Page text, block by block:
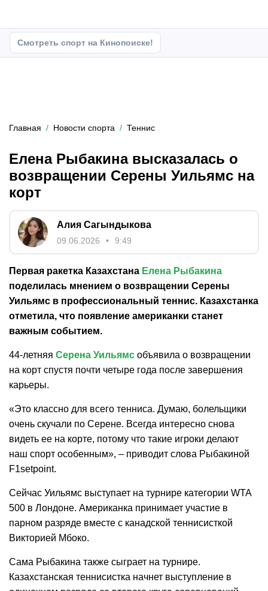
Смотреть спорт на Кинопоиске!
Главная Новости спорта Теннис
Елена Рыбакина высказалась о
возвращении Серены Уильямс на
корт
Алия Сагындыкова
09.06.2026 9:49
Первая ракетка Казахстана Елена Рыбакина
поделилась мнением о возвращении Серены
Уильямс в профессиональный теннис. Казахстанка
отметила, что появление американки станет
важным событием.
44-летняя Серена Уильямс объявила о возвращении
на корт спустя почти четыре года после завершения
карьеры.
«Это классно для всего тенниса. Думаю, болельщики
очень скучали по Серене. Всегда интересно снова
видеть ее на корте, потому что такие игроки делают
наш спорт особенным», – приводит слова Рыбакиной
F1setpoint.
Сейчас Уильямс выступает на турнире категории WTA
500 в Лондоне. Американка принимает участие в
парном разряде вместе с канадской теннисисткой
Викторией Мбоко.
Сама Рыбакина также сыграет на турнире.
Казахстанская теннисистка начнет выступление в